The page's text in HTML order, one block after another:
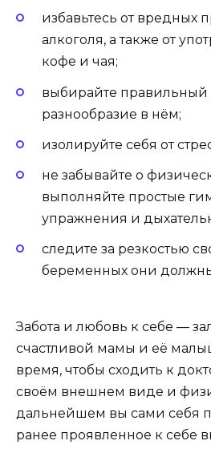
избавьтесь от вредных
алкоголя, а также от
кофе и чая;
выбирайте правильный
разнообразие в нём;
изолируйте себя от
не забывайте о
выполняйте простые
упражнения и
следите за резкостью
беременных они
Забота и любовь к себе —
счастливой мамы и её
время, чтобы сходить к
своём внешнем виде и
дальнейшем вы сами себя
ранее проявленное к себе